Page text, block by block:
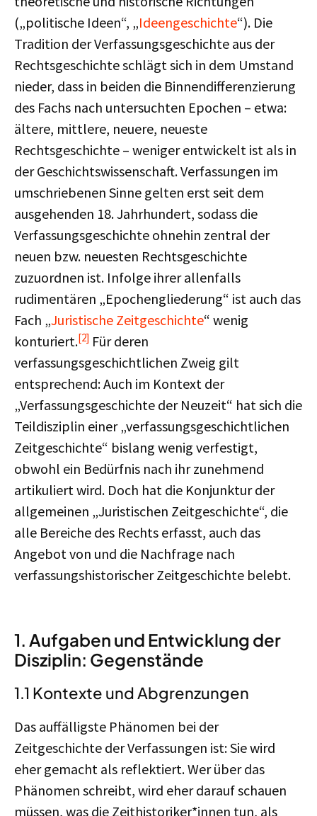
(„politische Ideen“, „Ideengeschichte“). Die
Tradition der Verfassungsgeschichte aus der
Rechtsgeschichte schlägt sich in dem Umstand
nieder, dass in beiden die Binnendifferenzierung
des Fachs nach untersuchten Epochen – etwa:
ältere, mittlere, neuere, neueste
Rechtsgeschichte – weniger entwickelt ist als in
der Geschichtswissenschaft. Verfassungen im
umschriebenen Sinne gelten erst seit dem
ausgehenden 18. Jahrhundert, sodass die
Verfassungsgeschichte ohnehin zentral der
neuen bzw. neuesten Rechtsgeschichte
zuzuordnen ist. Infolge ihrer allenfalls
rudimentären „Epochengliederung“ ist auch das
Fach „Juristische Zeitgeschichte“ wenig
konturiert.[2] Für deren
verfassungsgeschichtlichen Zweig gilt
entsprechend: Auch im Kontext der
„Verfassungsgeschichte der Neuzeit“ hat sich die
Teildisziplin einer „verfassungsgeschichtlichen
Zeitgeschichte“ bislang wenig verfestigt,
obwohl ein Bedürfnis nach ihr zunehmend
artikuliert wird. Doch hat die Konjunktur der
allgemeinen „Juristischen Zeitgeschichte“, die
alle Bereiche des Rechts erfasst, auch das
Angebot von und die Nachfrage nach
verfassungshistorischer Zeitgeschichte belebt.
1. Aufgaben und Entwicklung der
Disziplin: Gegenstände
1.1 Kontexte und Abgrenzungen
Das auffälligste Phänomen bei der
Zeitgeschichte der Verfassungen ist: Sie wird
eher gemacht als reflektiert. Wer über das
Phänomen schreibt, wird eher darauf schauen
müssen, was die Zeithistoriker*innen tun, als